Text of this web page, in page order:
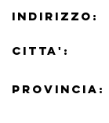
indirizzo:
CITTA':
PROVINCIA: